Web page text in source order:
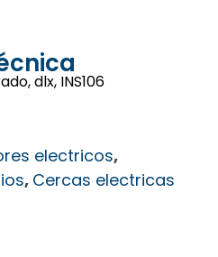
dlx, INS106
electricos,
, Cercas electricas